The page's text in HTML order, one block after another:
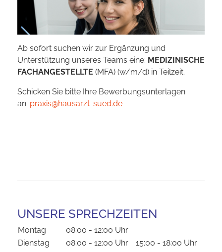
Ab sofort suchen wir zur Ergänzung und
Unterstützung unseres Teams eine: MEDIZINISCHE
FACHANGESTELLTE (MFA) (w/m/d) in Teilzeit.
Schicken Sie bitte Ihre Bewerbungsunterlagen
an: praxis@hausarzt-sued.de
UNSERE SPRECHZEITEN
Montag
08:00 - 12:00 Uhr
Dienstag
08:00 - 12:00 Uhr
15:00 - 18:00 Uhr